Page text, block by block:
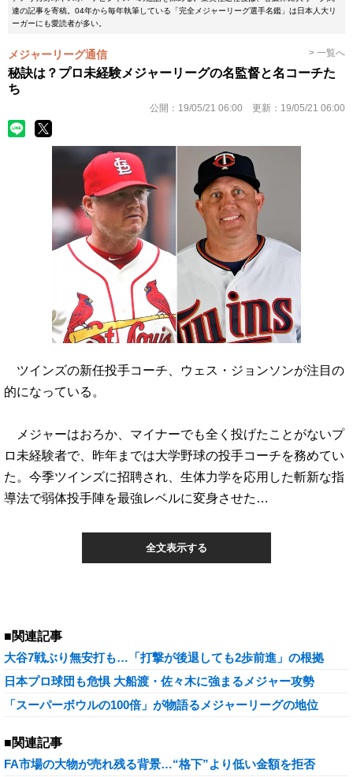
連の記事を寄稿。04年から毎年執筆している「完全メジャーリーグ選手名鑑」は日本人大リ
ーガーにも愛読者が多い。
メジャーリーグ通信 > 一覧へ
秘訣は？プロ未経験メジャーリーグの名監督と名コーチた
ち
公開： 19/05/21 06:00 更新： 19/05/21 06:00
ツインズの新任投手コーチ、ウェス・ジョンソンが注目の
的になっている。
メジャーはおろか、マイナーでも全く投げたことがないプ
ロ未経験者で、昨年までは大学野球の投手コーチを務めてい
た。今季ツインズに招聘され、生体力学を応用した斬新な指
導法で弱体投手陣を最強レベルに変身させた…
全文表示する
■関連記事
大谷7戦ぶり無安打も…「打撃が後退しても2歩前進」の根拠
日本プロ球団も危惧 大船渡・佐々木に強まるメジャー攻勢
「スーパーボウルの100倍」が物語るメジャーリーグの地位
■関連記事
FA市場の大物が売れ残る背景…“格下”より低い金額を拒否